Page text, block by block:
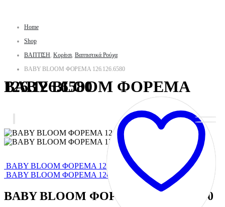
Home
Shop
ΒΑΠΤΙΣΗ, Κορίτσι, Βαπτιστικά Ρούχα
BABY BLOOM ΦΟΡΕΜΑ 126.126.6580
BABY BLOOM ΦΟΡΕΜΑ 126.126.6580
BABY BLOOM ΦΟΡΕΜΑ 126.127.7980
BABY BLOOM ΦΟΡΕΜΑ 126.125.6580
BABY BLOOM ΦΟΡΕΜΑ 126.126.6580